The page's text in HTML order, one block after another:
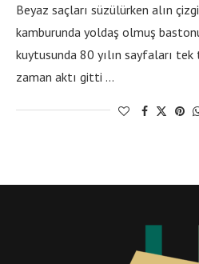
Beyaz saçları süzülürken alın
kamburunda yoldaş olmuş
kuytusunda 80 yılın sayfaları
zaman aktı gitti …